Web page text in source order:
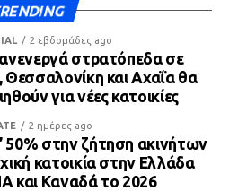
2 εβδομάδες ago
στρατόπεδα σε
Θεσσαλονίκη και Αχαΐα θα
για νέες κατοικίες
2 ημέρες ago
50% στην ζήτηση ακινήτων
κατοικία στην Ελλάδα
και Καναδά το 2026